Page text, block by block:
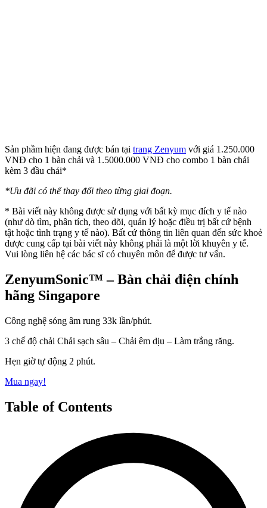
Sản phầm hiện đang được bán tại trang Zenyum với giá 1.250.000
VNĐ cho 1 bàn chải và 1.5000.000 VNĐ cho combo 1 bàn chải
kèm 3 đầu chải*
*Ưu đãi có thể thay đổi theo từng giai đoạn.
* Bài viết này không được sử dụng với bất kỳ mục đích y tế nào
(như dò tìm, phân tích, theo dõi, quản lý hoặc điều trị bất cứ bệnh
tật hoặc tình trạng y tế nào). Bất cứ thông tin liên quan đến sức khoẻ
được cung cấp tại bài viết này không phải là một lời khuyên y tế.
Vui lòng liên hệ các bác sĩ có chuyên môn để được tư vấn.
ZenyumSonic™ – Bàn chải điện chính
hãng Singapore
Công nghệ sóng âm rung 33k lần/phút.
3 chế độ chải Chải sạch sâu – Chải êm dịu – Làm trắng răng.
Hẹn giờ tự động 2 phút.
Mua ngay!
Table of Contents